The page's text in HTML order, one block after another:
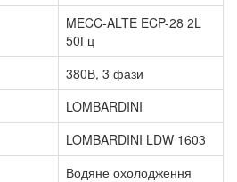
MECC-ALTE ECP-28 2L
50Гц
380В, 3 фази
LOMBARDINI
LOMBARDINI LDW 1603
Водяне охолодження